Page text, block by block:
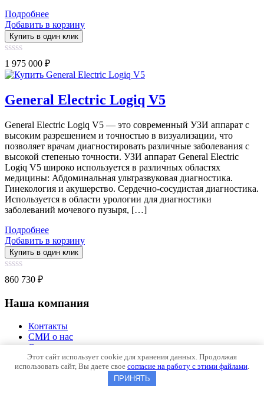
Подробнее
Добавить в корзину
Купить в один клик
0
out
of
1 975 000 ₽
General Electric Logiq V5
General Electric Logiq V5 — это современный УЗИ аппарат с
высоким разрешением и точностью в визуализации, что
позволяет врачам диагностировать различные заболевания с
высокой степенью точности. УЗИ аппарат General Electric
Logiq V5 широко используется в различных областях
медицины: Абдоминальная ультразвуковая диагностика.
Гинекология и акушерство. Сердечно-сосудистая диагностика.
Используется в области урологии для диагностики
заболеваний мочевого пузыря, […]
Подробнее
Добавить в корзину
Купить в один клик
0
5
860 730 ₽
Наша компания
Контакты
СМИ о нас
Отзывы
О компании
Обзоры
Этот сайт использует cookie для хранения данных. Продолжая
использовать сайт, Вы даете свое согласие на работу с этими файлами
ПРИНЯТЬ